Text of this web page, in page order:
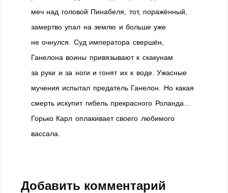
меч над головой Пинабеля, тот, поражённый,
замертво упал на землю и больше уже
не очнулся. Суд императора свершён,
Ганелона воины привязывают к скакунам
за руки и за ноги и гонят их к воде. Ужасные
мучения испытал предатель Ганелон. Но какая
смерть искупит гибель прекрасного Роланда…
Горько Карл оплакивает своего любимого
вассала.
Добавить комментарий